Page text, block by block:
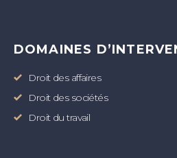
DOMAINES
Droit des affaires
Droit des sociétés
Droit du travail